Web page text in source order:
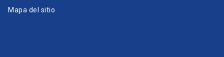
Mapa del sitio